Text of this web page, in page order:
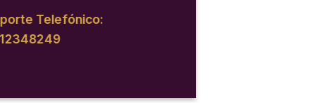
Telefónico: